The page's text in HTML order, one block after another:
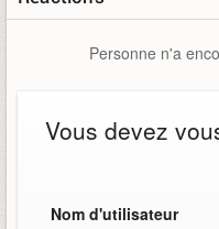
Personne n'a
Vous devez
Nom d'utilisateur